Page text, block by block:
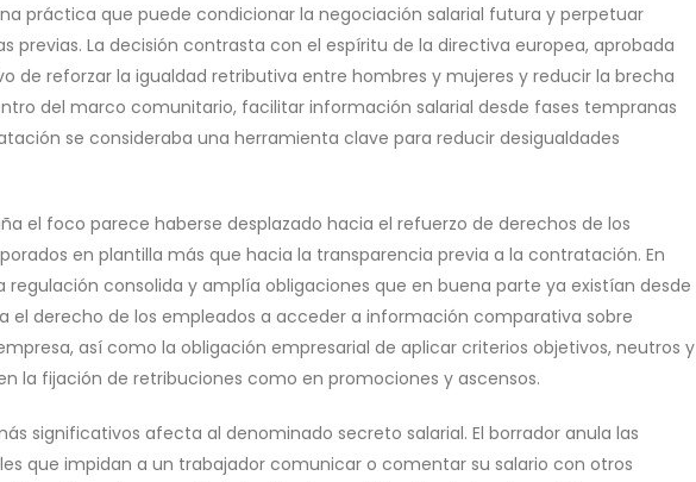
práctica que puede condicionar la negociación salarial futura y perpetuar
previas. La decisión contrasta con el espíritu de la directiva europea, aprobada
de reforzar la igualdad retributiva entre hombres y mujeres y reducir la brecha
del marco comunitario, facilitar información salarial desde fases tempranas
se consideraba una herramienta clave para reducir desigualdades
el foco parece haberse desplazado hacia el refuerzo de derechos de los
en plantilla más que hacia la transparencia previa a la contratación. En
regulación consolida y amplía obligaciones que en buena parte ya existían desde
el derecho de los empleados a acceder a información comparativa sobre
así como la obligación empresarial de aplicar criterios objetivos, neutros y
la fijación de retribuciones como en promociones y ascensos.
significativos afecta al denominado secreto salarial. El borrador anula las
que impidan a un trabajador comunicar o comentar su salario con otros